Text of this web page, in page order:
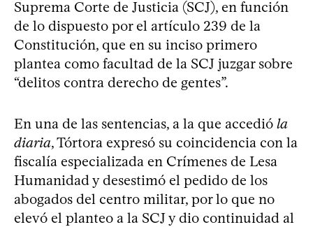
Suprema Corte de Justicia (SCJ), en función
de lo dispuesto por el artículo 239 de la
Constitución, que en su inciso primero
plantea como facultad de la SCJ juzgar sobre
“delitos contra derecho de gentes”.
En una de las sentencias, a la que accedió la
diaria, Tórtora expresó su coincidencia con la
fiscalía especializada en Crímenes de Lesa
Humanidad y desestimó el pedido de los
abogados del centro militar, por lo que no
elevó el planteo a la SCJ y dio continuidad al